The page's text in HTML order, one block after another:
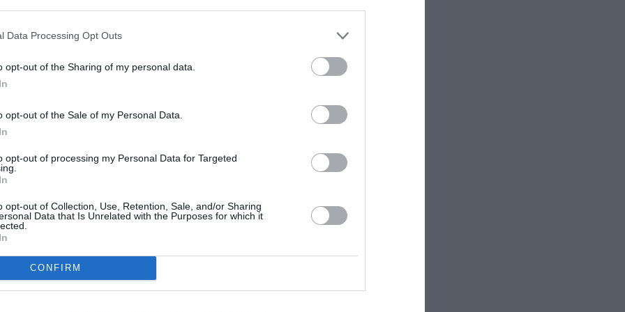
Data Processing Opt Outs
opt-out of the Sharing of my personal data.
opt-out of the Sale of my Personal Data.
opt-out of processing my Personal Data for Targeted
opt-out of Collection, Use, Retention, Sale, and/or Sharing
Data that Is Unrelated with the Purposes for which it
CONFIRM
Hal E. Hershfieldανέλυσαν τα προφίλ
να καταλήξουν στο συμπέρασμα ότι
σε ηλικίες που τελειώνουν σε 9
αν δεν είναι συστηματική, μπορεί να
ηλικίας, που τους ωθεί να αναζητήσουν το
σχέσεις.
, αν και όχι ο πιο θεμιτός σίγουρα, να
τους, σύμφωνα με τους ειδικούς: «
για να αποσπάσουν την προσοχή του/
υπερβολικά απορροφημένος στη δουλειά
είναι σαν να λένε: “Αν με αγαπάς, πρόσεξέ